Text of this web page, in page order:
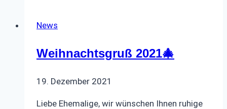
News
Weihnachtsgruß 2021🎄
19. Dezember 2021
Liebe Ehemalige, wir wünschen Ihnen ruhige